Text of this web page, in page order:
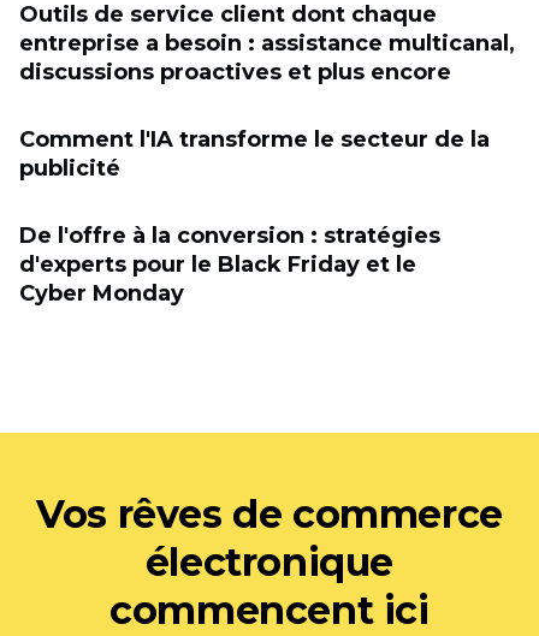
Outils de service client dont chaque
entreprise a besoin : assistance multicanal,
discussions proactives et plus encore
Comment l'IA transforme le secteur de la
publicité
De l'offre à la conversion : stratégies
d'experts pour le Black Friday et le
Cyber Monday
Vos rêves de commerce
électronique
commencent ici